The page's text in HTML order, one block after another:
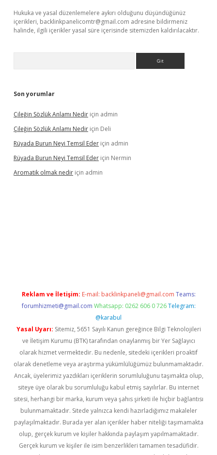
Hukuka ve yasal düzenlemelere aykırı olduğunu düşündüğünüz
içerikleri, backlinkpanelicomtr@gmail.com adresine bildirmeniz
halinde, ilgili içerikler yasal süre içerisinde sitemizden kaldırılacaktır.
Son yorumlar
Çileğin Sözlük Anlamı Nedir için admin
Çileğin Sözlük Anlamı Nedir için Deli
Rüyada Burun Neyi Temsil Eder için admin
Rüyada Burun Neyi Temsil Eder için Nermin
Aromatik olmak nedir için admin
Reklam ve İletişim: E-mail: backlinkpaneli@gmail.com Teams:
forumhizmeti@gmail.com Whatsapp: 0262 606 0 726 Telegram:
@karabul
Yasal Uyarı: Sitemiz, 5651 Sayılı Kanun gereğince Bilgi Teknolojileri
ve İletişim Kurumu (BTK) tarafından onaylanmış bir Yer Sağlayıcı
olarak hizmet vermektedir. Bu nedenle, sitedeki içerikleri proaktif
olarak denetleme veya araştırma yükümlülüğümüz bulunmamaktadır.
Ancak, üyelerimiz yazdıkları içeriklerin sorumluluğunu taşımakta olup,
siteye üye olarak bu sorumluluğu kabul etmiş sayılırlar. Bu internet
sitesi, herhangi bir marka, kurum veya şahıs şirketi ile hiçbir bağlantısı
bulunmamaktadır. Sitede yalnızca kendi hazırladığımız makaleler
paylaşılmaktadır. Burada yer alan içerikler haber niteliği taşımamakta
olup, gerçek kurum ve kişiler hakkında paylaşım yapılmamaktadır.
Gerçek kurum ve kişiler ile isim benzerlikleri tamamen tesadüfidir.